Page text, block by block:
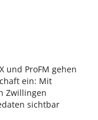
und ProFM gehen
ein: Mit
Zwillingen
sichtbar